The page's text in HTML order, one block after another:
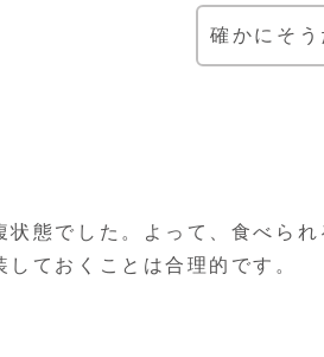
確かにそう
態でした。よって、食べら
ておくことは合理的です。